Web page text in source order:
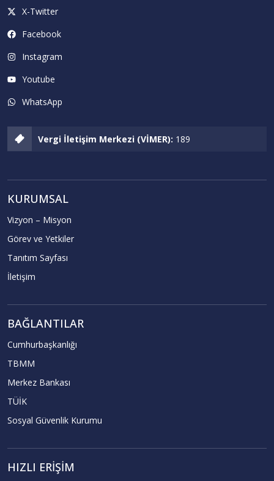
X-Twitter
Facebook
Instagram
Youtube
WhatsApp
Vergi İletişim Merkezi (VİMER): 189
KURUMSAL
Vizyon – Misyon
Görev ve Yetkiler
Tanıtım Sayfası
İletişim
BAĞLANTILAR
Cumhurbaşkanlığı
TBMM
Merkez Bankası
TÜİK
Sosyal Güvenlik Kurumu
HIZLI ERIŞIM